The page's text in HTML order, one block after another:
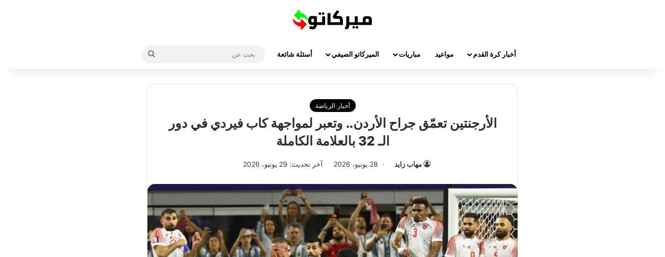
أخبار كرة القدم مواعيد مباريات الميركاتو الصيفي أسئلة شائعة
أخبار الرياضة
الأرجنتين تعمّق جراح الأردن.. وتعبر لمواجهة كاب فيردي في دور
الـ 32 بالعلامة الكاملة
مهاب زايد 28 يونيو، 2026 آخر تحديث: 29 يونيو، 2026